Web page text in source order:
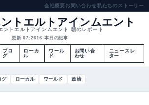
会社概要お問い合わせ私たちのストーリー
トエルトアインムエント
ントエルトアインムエント 朝のレポート
更新 07:2616 本日の記事
ブロ
グ
ローカ
ル
ワール
ド
お問い合
わせ
ニュースレ
ター
グ ローカル ワールド 政治